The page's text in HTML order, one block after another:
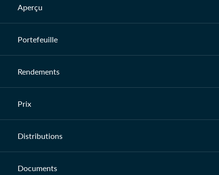
Aperçu
Portefeuille
Rendements
Prix
Distributions
Documents